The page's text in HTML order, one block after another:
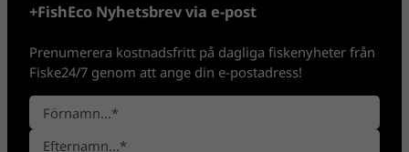
+FishEco Nyhetsbrev via e-post
Prenumerera kostnadsfritt på dagliga fiskenyheter från
Fiske24/7 genom att ange din e-postadress!
N
a
F